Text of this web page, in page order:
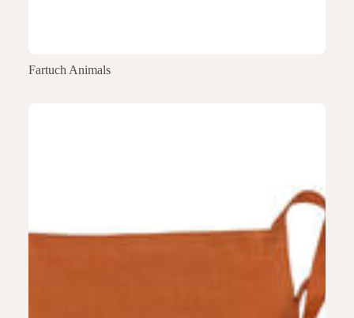
Fartuch Animals